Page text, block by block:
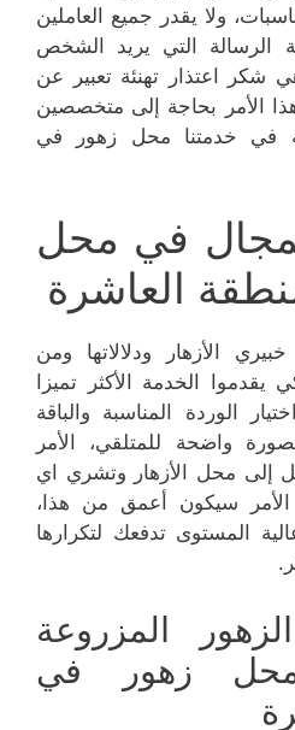
ولا يقدر جميع العاملين
الرسالة التي يريد الشخص
شكر اعتذار تهنئة تعبير عن
الأمر بحاجة إلى متخصصين
في خدمتنا محل زهور في
في محل
العاشرة
الأزهار ودلالاتها ومن
يقدموا الخدمة الأكثر تميزا
الوردة المناسبة والباقة
واضحة للمتلقي، الأمر
إلى محل الأزهار وتشري اي
سيكون أعمق من هذا،
المستوى تدفعك لتكرارها
المزروعة
زهور في